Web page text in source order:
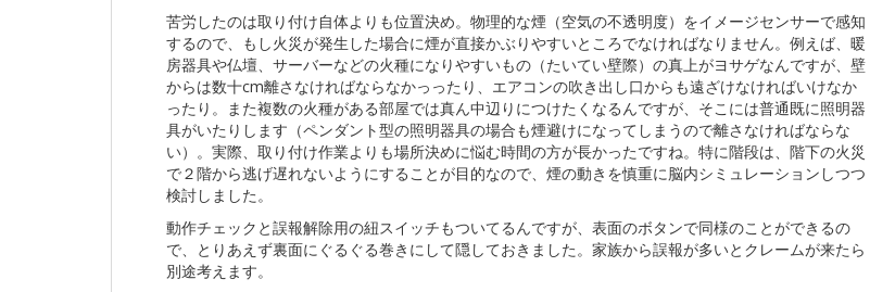
苦労したのは取り付け自体よりも位置決め。物理的な煙（空気の不透明度）をイメージセンサーで感知
するので、もし火災が発生した場合に煙が直接かぶりやすいところでなければなりません。例えば、暖
房器具や仏壇、サーバーなどの火種になりやすいもの（たいてい壁際）の真上がヨサゲなんですが、壁
からは数十cm離さなければならなかっったり、エアコンの吹き出し口からも遠ざけなければいけなか
ったり。また複数の火種がある部屋では真ん中辺りにつけたくなるんですが、そこには普通既に照明器
具がいたりします（ペンダント型の照明器具の場合も煙避けになってしまうので離さなければならな
い）。実際、取り付け作業よりも場所決めに悩む時間の方が長かったですね。特に階段は、階下の火災
で２階から逃げ遅れないようにすることが目的なので、煙の動きを慎重に脳内シミュレーションしつつ
検討しました。
動作チェックと誤報解除用の紐スイッチもついてるんですが、表面のボタンで同様のことができるの
で、とりあえず裏面にぐるぐる巻きにして隠しておきました。家族から誤報が多いとクレームが来たら
別途考えます。